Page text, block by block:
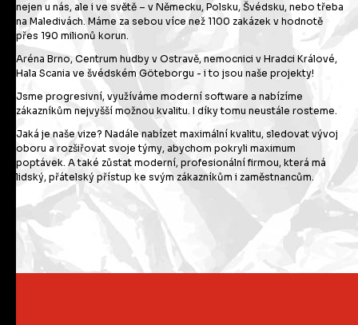
nejen u nás, ale i ve světě – v Německu, Polsku, Švédsku, nebo třeba
na Maledivách. Máme za sebou více než 1100 zakázek v hodnotě
přes 190 milionů korun.
Aréna Brno, Centrum hudby v Ostravě, nemocnici v Hradci Králové,
Hala Scania ve švédském Göteborgu - i to jsou naše projekty!
Jsme progresivní, využíváme moderní software a nabízíme
zákazníkům nejvyšší možnou kvalitu. I díky tomu neustále rosteme.
Jaká je naše vize? Nadále nabízet maximální kvalitu, sledovat vývoj
oboru a rozšiřovat svoje týmy, abychom pokryli maximum
poptávek. A také zůstat moderní, profesionální firmou, která má
lidský, přátelský přístup ke svým zákazníkům i zaměstnancům.